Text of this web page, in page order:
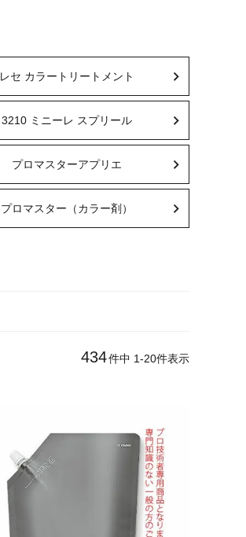
レセ カラートリートメント
3210 ミニーレ スプリール
プロマスターアプリエ
プロマスター（カラー剤）
434件中 1-20件表示